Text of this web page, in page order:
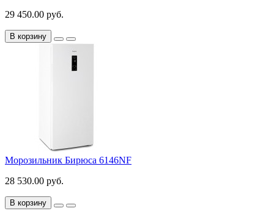
29 450.00 руб.
В корзину
Морозильник Бирюса 6146NF
28 530.00 руб.
В корзину